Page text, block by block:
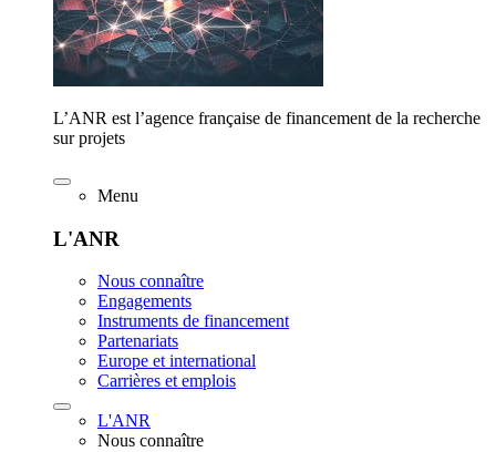
L’ANR est l’agence française de financement de la recherche
sur projets
Menu
L'ANR
Nous connaître
Engagements
Instruments de financement
Partenariats
Europe et international
Carrières et emplois
L'ANR
Nous connaître